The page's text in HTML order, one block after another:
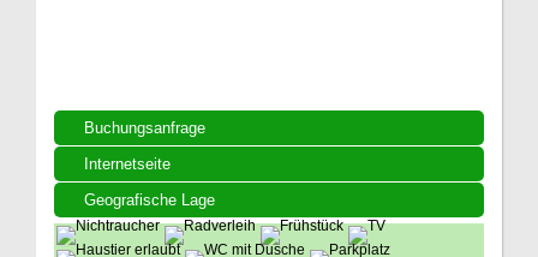
Buchungsanfrage
Internetseite
Geografische Lage